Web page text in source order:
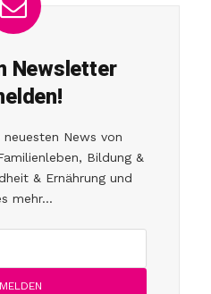
Newsletter
News von
Bildung &
& Ernährung und
mehr...